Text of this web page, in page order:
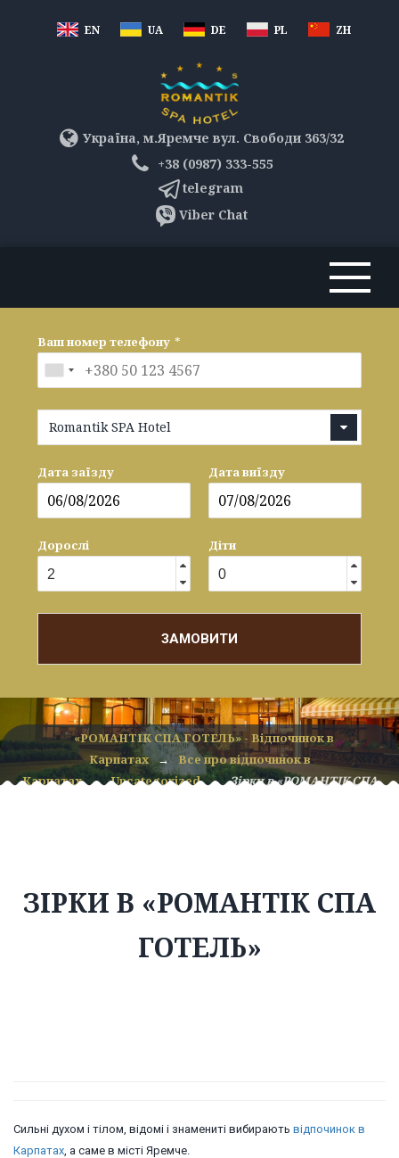
EN UA DE PL ZH
Україна, м.Яремче вул. Свободи 363/32
+38 (0987) 333-555
telegram
Viber Chat
Ваш номер телефону *
Romantik SPA Hotel
Дата заїзду Дата виїзду
Дорослі Діти
ЗАМОВИТИ
«РОМАНТІК СПА ГОТЕЛЬ» - Відпочинок в
Карпатах →
Все про відпочинок в
Карпатах → Uncategorized → Зірки в «РОМАНТІК СПА
ЗІРКИ В «РОМАНТІК СПА
ГОТЕЛЬ»
Сильні духом і тілом, відомі і знамениті вибирають відпочинок в
Карпатах, а саме в місті Яремче.